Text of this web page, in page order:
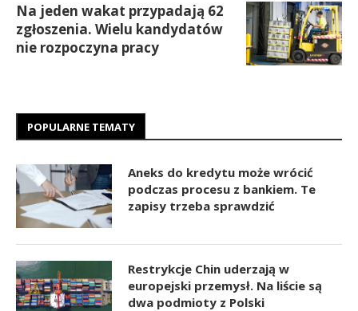
Na jeden wakat przypadają 62
zgłoszenia. Wielu kandydatów
nie rozpoczyna pracy
POPULARNE TEMATY
Aneks do kredytu może wrócić
podczas procesu z bankiem. Te
zapisy trzeba sprawdzić
Restrykcje Chin uderzają w
europejski przemysł. Na liście są
dwa podmioty z Polski